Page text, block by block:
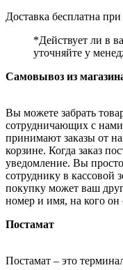
Доставка бесплатна
*Действует ли в
уточняйте у
Самовывоз из
Вы можете забрать
сотрудничающих с
принимают заказы от
корзине. Когда заказ
уведомление. Вы
сотруднику в кассовой
покупку может ваш
номер и имя, на кого
Постамат
Постамат – это